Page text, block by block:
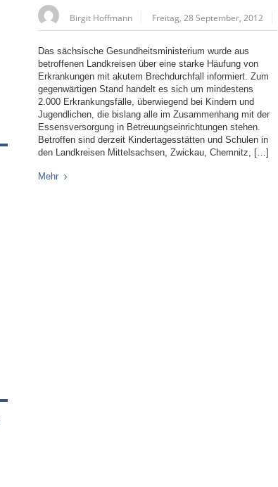
Birgit Hoffmann Freitag, 28 September, 2012
Das sächsische Gesundheitsministerium wurde aus
betroffenen Landkreisen über eine starke Häufung von
Erkrankungen mit akutem Brechdurchfall informiert. Zum
gegenwärtigen Stand handelt es sich um mindestens
2.000 Erkrankungsfälle, überwiegend bei Kindern und
Jugendlichen, die bislang alle im Zusammenhang mit der
Essensversorgung in Betreuungseinrichtungen stehen.
Betroffen sind derzeit Kindertagesstätten und Schulen in
den Landkreisen Mittelsachsen, Zwickau, Chemnitz, […]
Mehr